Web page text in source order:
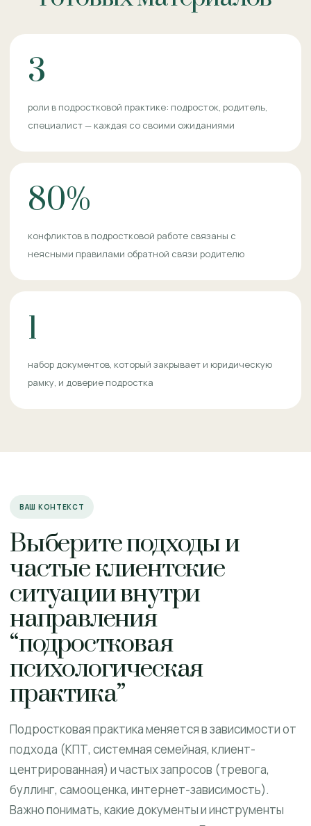
3
роли в подростковой практике: подросток, родитель,
специалист — каждая со своими ожиданиями
80%
конфликтов в подростковой работе связаны с
неясными правилами обратной связи родителю
1
набор документов, который закрывает и юридическую
рамку, и доверие подростка
ВАШ КОНТЕКСТ
Выберите подходы и
частые клиентские
ситуации внутри
направления
“подростковая
психологическая
практика”
Подростковая практика меняется в зависимости от
подхода (КПТ, системная семейная, клиент-
центрированная) и частых запросов (тревога,
буллинг, самооценка, интернет-зависимость).
Важно понимать, какие документы и инструменты